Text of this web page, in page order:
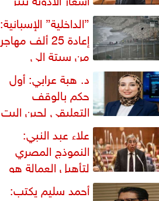
دستورية ويهدد حق
”الداخلية” الإسبانية:
إعادة 25 ألف مهاجر
من سبتة إلى
وارتفاع حصيلة...
د. هبة عرابي: أول
حكم بالوقف
التعليقي لحين البت
الطعن على... علاء عبد النبي:
النموذج المصري
لتأهيل العمالة هو
العملي والأمثل لأزمات...
أحمد سليم يكتب: